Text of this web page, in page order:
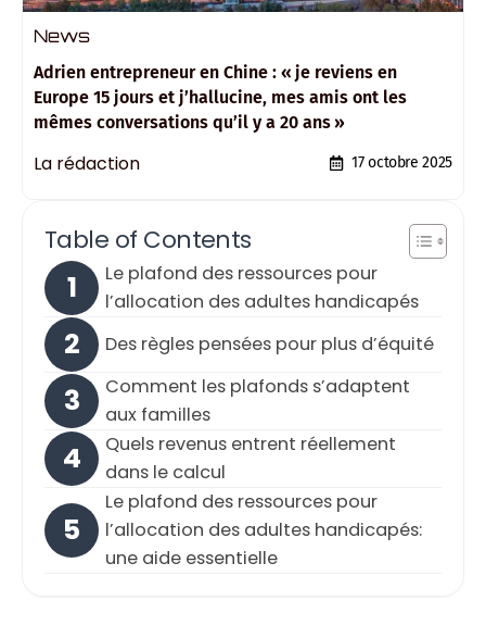
News
Adrien entrepreneur en Chine : « je reviens en
Europe 15 jours et j’hallucine, mes amis ont les
mêmes conversations qu’il y a 20 ans »
La rédaction 17 octobre 2025
Table of Contents
Le plafond des ressources pour
l’allocation des adultes handicapés
Des règles pensées pour plus d’équité
Comment les plafonds s’adaptent
aux familles
Quels revenus entrent réellement
dans le calcul
Le plafond des ressources pour
l’allocation des adultes handicapés:
une aide essentielle